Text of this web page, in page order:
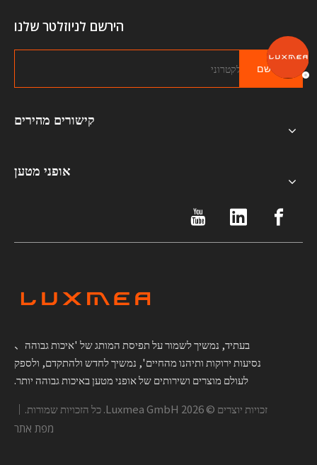
הירשם לניוזלטר שלנו
הירשם
קישורים מהירים
אופני מטען
בעתיד, נמשיך לשמור על תפיסת המותג של 'איכות גבוהה、
נסיעות ירוקות ותיהנו מהחיים', נמשיך לחדש ולהתקדם, ולספק
לעולם מוצרים ושירותים של אופני מטען באיכות גבוהה יותר.
זכויות יוצרים ©2026
מפת אתר